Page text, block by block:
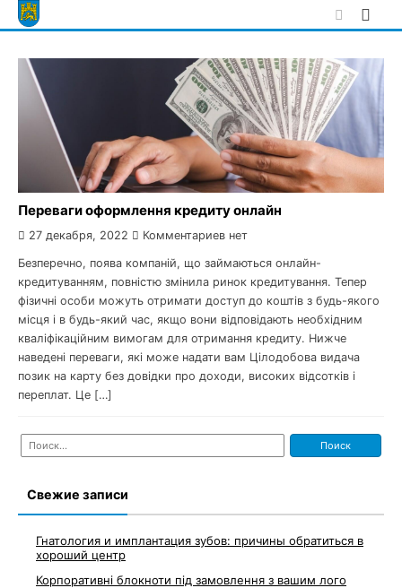
Skip
to
Переваги оформлення кредиту онлайн
27 декабря, 2022 Комментариев нет
Безперечно, поява компаній, що займаються онлайн-
кредитуванням, повністю змінила ринок кредитування. Тепер
фізичні особи можуть отримати доступ до коштів з будь-якого
місця і в будь-який час, якщо вони відповідають необхідним
кваліфікаційним вимогам для отримання кредиту. Нижче
наведені переваги, які може надати вам Цілодобова видача
позик на карту без довідки про доходи, високих відсотків і
переплат. Це […]
Найти:
Свежие записи
Гнатология и имплантация зубов: причины обратиться в
хороший центр
Корпоративні блокноти під замовлення з вашим лого